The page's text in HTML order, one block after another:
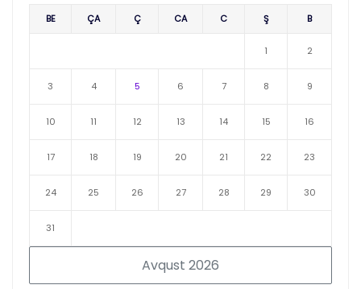
Avqust 2026
BE ÇA Ç CA C Ş B
1 2
3 4 5 6 7 8 9
10 11 12 13 14 15 16
17 18 19 20 21 22 23
24 25 26 27 28 29 30
31